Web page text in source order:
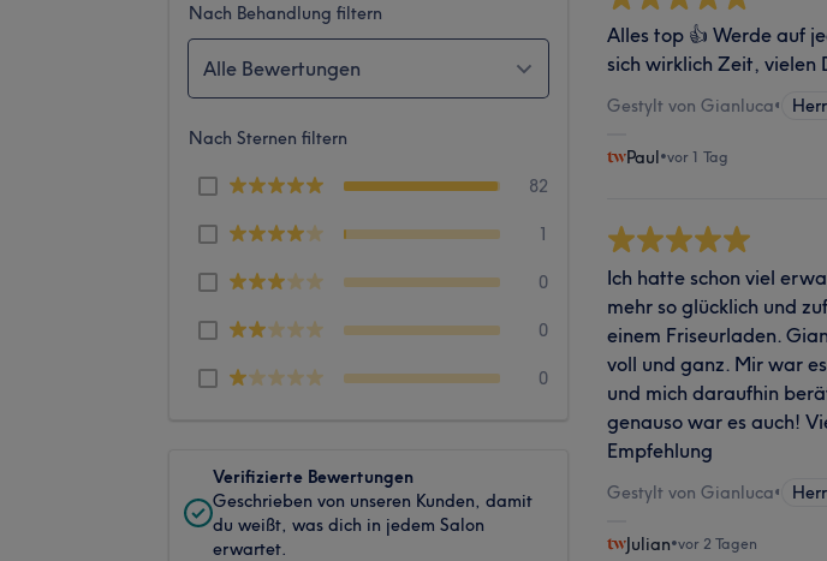
Nach Behandlung filtern
Alle Bewertungen
Nach Sternen filtern
82
1
0
0
0
Verifizierte Bewertungen
Geschrieben von unseren Kunden, damit
du weißt, was dich in jedem Salon
erwartet.
Alles top 👍 Werde auf
sich wirklich Zeit, vielen
Gestylt von Gianluca•
Paul•vor 1 Tag
Ich hatte schon viel
mehr so glücklich und
einem Friseurladen.
voll und ganz. Mir war
und mich daraufhin
genauso war es auch!
Empfehlung
Gestylt von Gianluca•
Julian•vor 2 Tagen